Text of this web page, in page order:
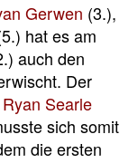
Gerwen (3.),
hat es am
auch den
Der
Ryan Searle
sich somit
die ersten